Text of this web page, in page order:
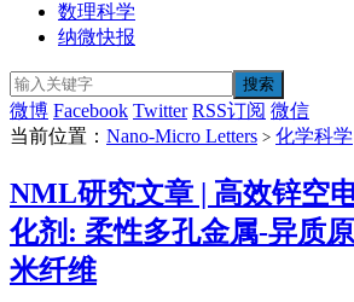
数理科学
纳微快报
微博 Facebook Twitter RSS订阅 微信
当前位置： Nano-Micro Letters > 化学科学
NML研究文章 | 高效锌空
化剂: 柔性多孔金属-异质
米纤维